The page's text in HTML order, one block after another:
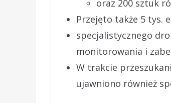
oraz 200 sztuk
Przejęto także 5 tys.
specjalistycznego
monitorowania i
W trakcie
ujawniono również